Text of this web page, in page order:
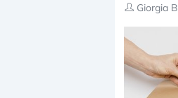
Giorgia